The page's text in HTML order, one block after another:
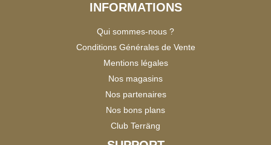
INFORMATIONS
Qui sommes-nous ?
Conditions Générales de Vente
Mentions légales
Nos magasins
Nos partenaires
Nos bons plans
Club Terräng